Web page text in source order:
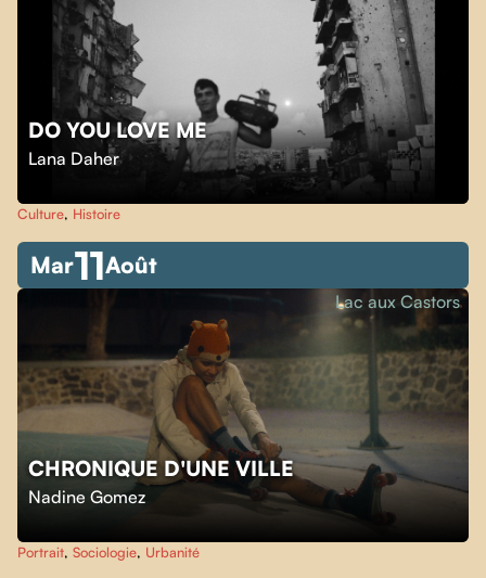
DO YOU LOVE ME
Lana Daher
Culture, Histoire
Mar11Août
CHRONIQUE D'UNE VILLE
Nadine Gomez
Lac aux Castors
Portrait, Sociologie, Urbanité